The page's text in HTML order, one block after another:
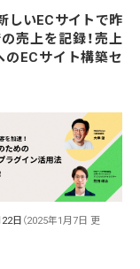
新しいECサイトで昨
売上を記録！売上
のECサイト構築セ
日 （2025年1月7日 更